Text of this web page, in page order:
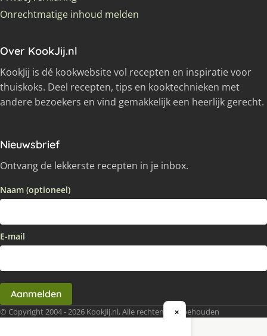
Onrechtmatige inhoud melden
Over KookJij.nl
KookJij is dé kookwebsite vol recepten en inspiratie voor
thuiskoks. Deel recepten, tips en kooktechnieken met
andere bezoekers en vind gemakkelijk een heerlijk gerecht.
Nieuwsbrief
Ontvang de lekkerste recepten in je inbox.
Naam (optioneel)
E-mail
Aanmelden
© Copyright 2004 - 2026 KookJij.nl, Alle rechten voorbehouden
×